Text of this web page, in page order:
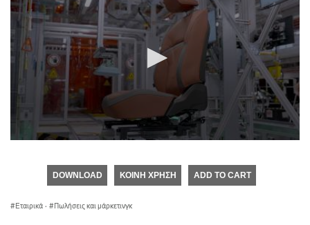
seconds
DOWNLOAD ΚΟΙΝΉ ΧΡΉΣΗ ADD TO CART
Εταιρικά · Πωλήσεις και μάρκετινγκ